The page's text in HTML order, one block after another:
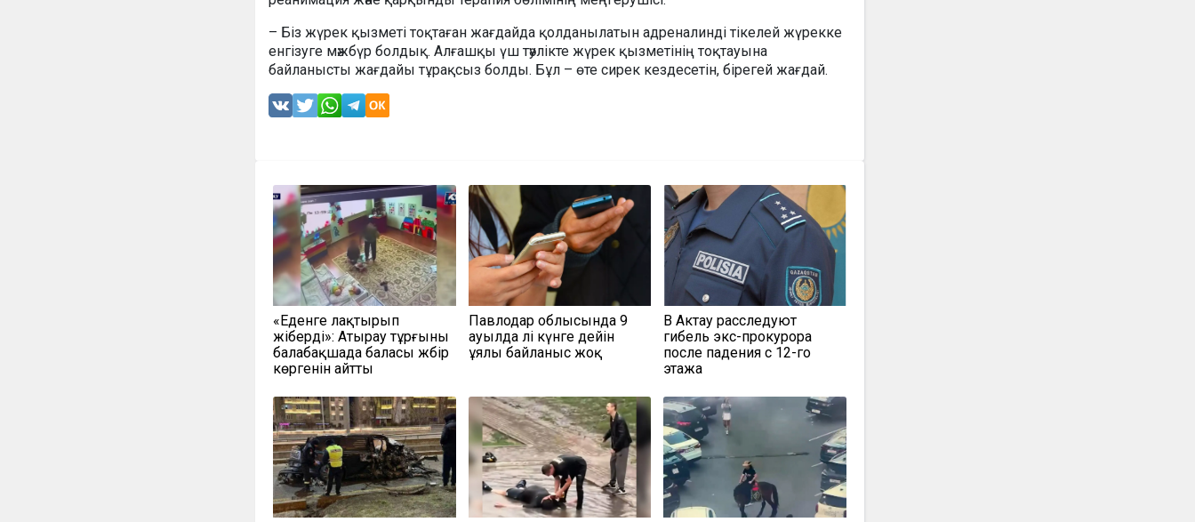
– Біз жүрек қызметі тоқтаған жағдайда қолданылатын адреналинді тікелей жүрекке
енгізуге мәжбүр болдық. Алғашқы үш тәулікте жүрек қызметінің тоқтауына
байланысты жағдайы тұрақсыз болды. Бұл – өте сирек кездесетін, бірегей жағдай.
«Еденге лақтырып
жіберді»: Атырау тұрғыны
балабақшада баласы жәбір
көргенін айтты
Павлодар облысында 9
ауылда әлі күнге дейін
ұялы байланыс жоқ
В Актау расследуют
гибель экс-прокурора
после падения с 12-го
этажа